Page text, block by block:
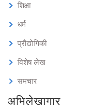
शिक्षा
धर्म
प्रौद्योगिकी
विशेष लेख
समचार
अभिलेखागार